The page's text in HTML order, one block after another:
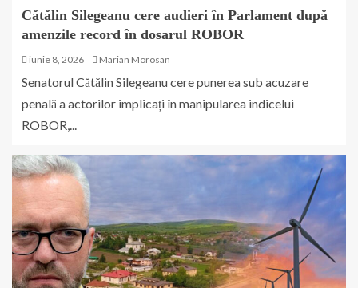
Cătălin Silegeanu cere audieri în Parlament după
amenzile record în dosarul ROBOR
iunie 8, 2026 Marian Morosan
Senatorul Cătălin Silegeanu cere punerea sub acuzare
penală a actorilor implicați în manipularea indicelui
ROBOR,...